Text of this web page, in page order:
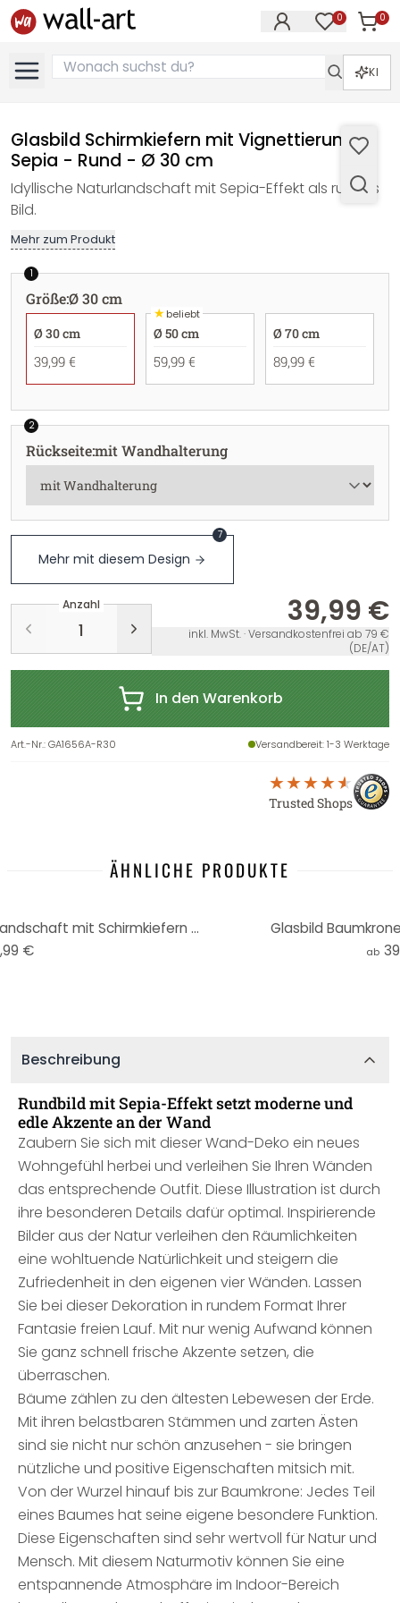
0 0
KI
Glasbild Schirmkiefern mit Vignettierung
Sepia - Rund - Ø 30 cm
Idyllische Naturlandschaft mit Sepia-Effekt als rundes
Bild.
Mehr zum Produkt
1
Größe:Ø 30 cm
Ø 30 cm
39,99 €
★beliebt
Ø 50 cm
59,99 €
Ø 70 cm
89,99 €
2
Rückseite:mit Wandhalterung
Mehr mit diesem Design
7
Anzahl 39,99 €
inkl. MwSt. · Versandkostenfrei ab 79 €
(DE/AT)
In den Warenkorb
Art.-Nr.:GA1656A-R30 Versandbereit: 1-3 Werktage
Trusted Shops
ÄHNLICHE PRODUKTE
Glasbild Voogd - Italienische Landschaft mit Schirmkiefern - Rund
€
Glasbild
ab
Beschreibung
Rundbild mit Sepia-Effekt setzt moderne und
edle Akzente an der Wand
Zaubern Sie sich mit dieser Wand-Deko ein neues
Wohngefühl herbei und verleihen Sie Ihren Wänden
das entsprechende Outfit. Diese Illustration ist durch
ihre besonderen Details dafür optimal. Inspirierende
Bilder aus der Natur verleihen den Räumlichkeiten
eine wohltuende Natürlichkeit und steigern die
Zufriedenheit in den eigenen vier Wänden. Lassen
Sie bei dieser Dekoration in rundem Format Ihrer
Fantasie freien Lauf. Mit nur wenig Aufwand können
Sie ganz schnell frische Akzente setzen, die
überraschen.
Bäume zählen zu den ältesten Lebewesen der Erde.
Mit ihren belastbaren Stämmen und zarten Ästen
sind sie nicht nur schön anzusehen - sie bringen
nützliche und positive Eigenschaften mitsich mit.
Von der Wurzel hinauf bis zur Baumkrone: Jedes Teil
eines Baumes hat seine eigene besondere Funktion.
Diese Eigenschaften sind sehr wertvoll für Natur und
Mensch. Mit diesem Naturmotiv können Sie eine
entspannende Atmosphäre im Indoor-Bereich